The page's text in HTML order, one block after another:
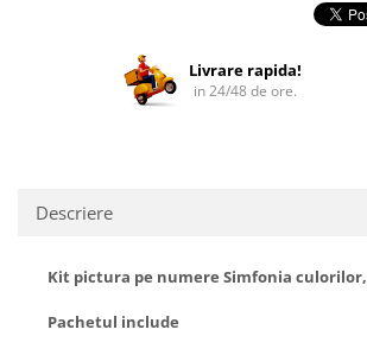
Livrare rapida!
in 24/48 de ore.
Descriere
Kit pictura pe numere Simfonia culorilor,
Pachetul include